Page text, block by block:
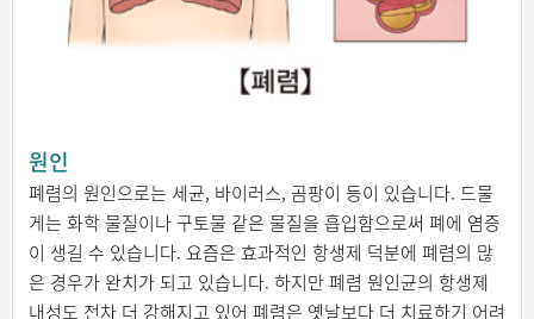
원인
폐렴의 원인으로는 세균, 바이러스, 곰팡이 등이 있습니다. 드물
게는 화학 물질이나 구토물 같은 물질을 흡입함으로써 폐에 염증
이 생길 수 있습니다. 요즘은 효과적인 항생제 덕분에 폐렴의 많
은 경우가 완치가 되고 있습니다. 하지만 폐렴 원인균의 항생제
내성도 전차 더 강해지고 있어 폐렴은 옛날보다 더 치료하기 어려